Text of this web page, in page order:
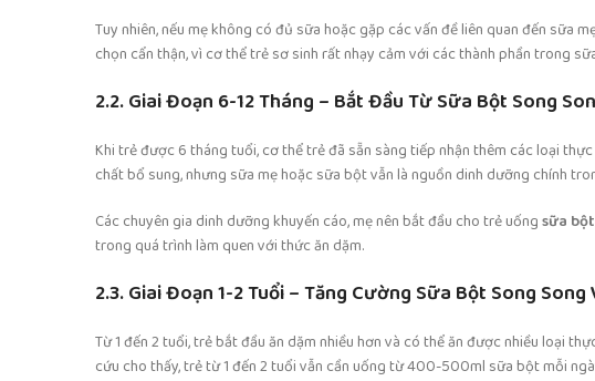
Tuy nhiên, nếu mẹ không có đủ sữa hoặc gặp các vấn đề liên quan đến sữa
chọn cẩn thận, vì cơ thể trẻ sơ sinh rất nhạy cảm với các thành phần trong
2.2. Giai Đoạn 6-12 Tháng – Bắt Đầu Từ Sữa Bột Song
Khi trẻ được 6 tháng tuổi, cơ thể trẻ đã sẵn sàng tiếp nhận thêm các loại
chất bổ sung, nhưng sữa mẹ hoặc sữa bột vẫn là nguồn dinh dưỡng chính
Các chuyên gia dinh dưỡng khuyến cáo, mẹ nên bắt đầu cho trẻ uốngsữa
trong quá trình làm quen với thức ăn dặm.
2.3. Giai Đoạn 1-2 Tuổi – Tăng Cường Sữa Bột Song Song
Từ 1 đến 2 tuổi, trẻ bắt đầu ăn dặm nhiều hơn và có thể ăn được nhiều loại
cứu cho thấy, trẻ từ 1 đến 2 tuổi vẫn cần uống từ 400-500ml sữa bột mỗi